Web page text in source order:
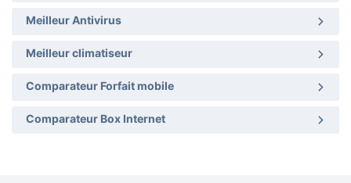
Meilleur Antivirus
Meilleur climatiseur
Comparateur Forfait mobile
Comparateur Box Internet